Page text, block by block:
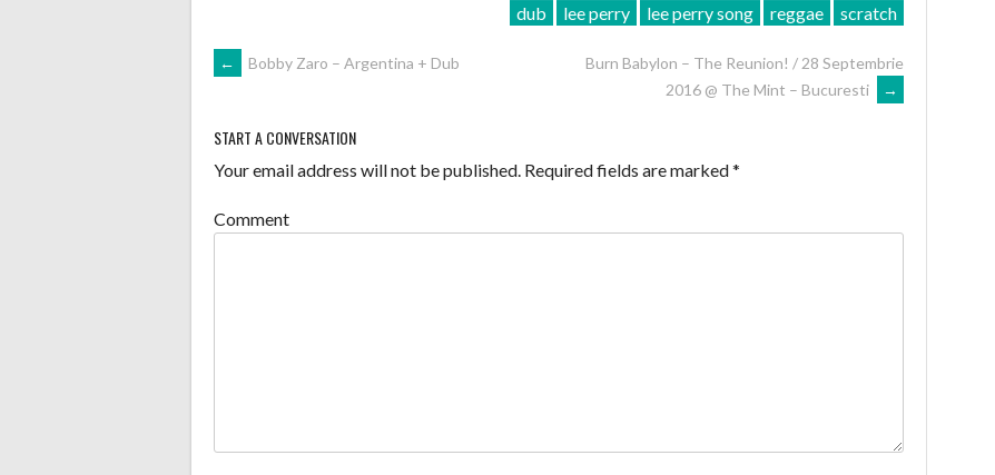
dub lee perry lee perry song reggae scratch
POST
← Bobby Zaro – Argentina + Dub
Burn Babylon – The Reunion! / 28 Septembrie
2016 @ The Mint – Bucuresti
→
START A CONVERSATION
Your email address will not be published. Required fields are marked*
Comment